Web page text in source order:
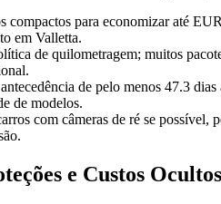
compactos para economizar até
em Valletta.
de quilometragem; muitos
de pelo menos 47.3
de modelos.
com câmeras de ré se possível,
e Custos Ocultos